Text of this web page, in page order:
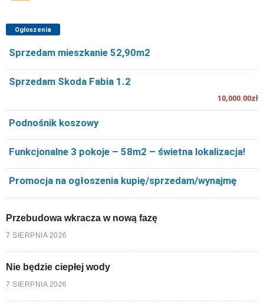
Ogłoszenia
Sprzedam mieszkanie 52,90m2
Sprzedam Skoda Fabia 1.2
10,000.00zł
Podnośnik koszowy
Funkcjonalne 3 pokoje – 58m2 – świetna lokalizacja!
Promocja na ogłoszenia kupię/sprzedam/wynajmę
Przebudowa wkracza w nową fazę
7 SIERPNIA 2026
Nie będzie ciepłej wody
7 SIERPNIA 2026